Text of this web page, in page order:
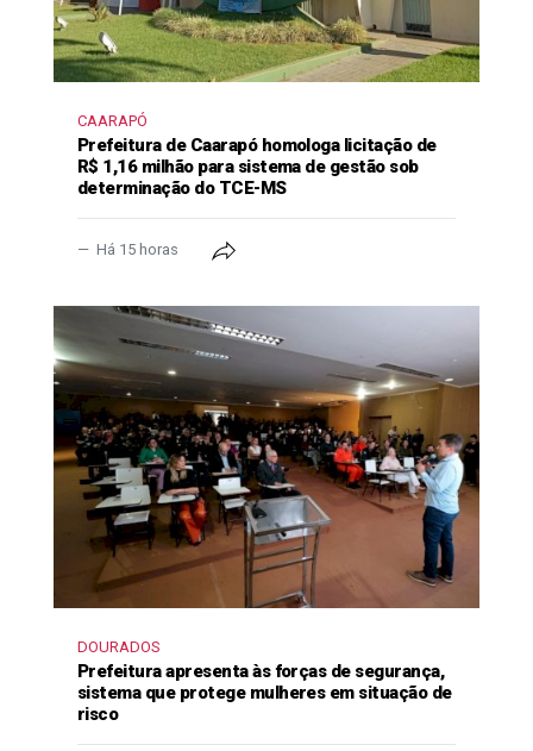
CAARAPÓ
Prefeitura de Caarapó homologa licitação de
R$ 1,16 milhão para sistema de gestão sob
determinação do TCE-MS
Há 15 horas
DOURADOS
Prefeitura apresenta às forças de segurança,
sistema que protege mulheres em situação de
risco